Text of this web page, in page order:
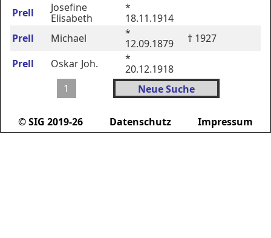
Prell
Josefine
Elisabeth
*
18.11.1914
Prell
Michael
*
12.09.1879
† 1927
Prell
Oskar Joh.
*
20.12.1918
1
Neue Suche
© SIG 2019-26 Datenschutz Impressum